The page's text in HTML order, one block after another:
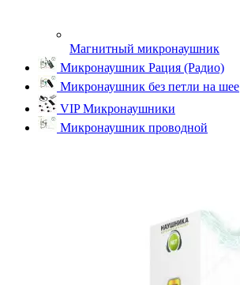
Магнитный микронаушник
Микронаушник Рация (Радио)
Микронаушник без петли на шее
VIP Микронаушники
Микронаушник проводной